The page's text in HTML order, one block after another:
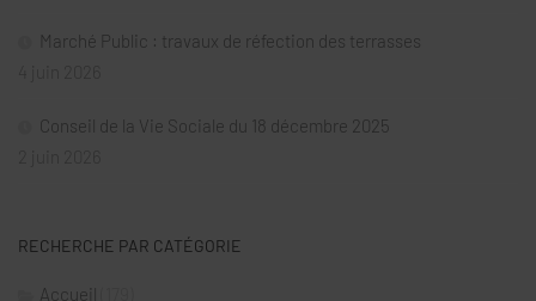
Marché Public : travaux de réfection des terrasses
Conseil de la Vie Sociale du 18 décembre 2025
RECHERCHE PAR CATÉGORIE
Accueil